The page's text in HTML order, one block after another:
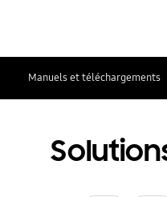
Manuels et téléchargements